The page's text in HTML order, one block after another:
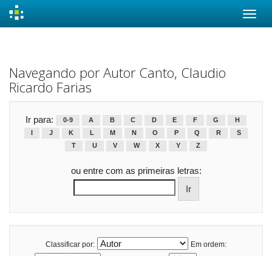
Navegando por Autor Canto, Claudio
Ricardo Farias
Ir para: 0-9 A B C D E F G
H
J K L M N O P Q R
S
T
U V W X Y Z
ou entre com as primeiras letras:
Classificar por:
Em ordem: